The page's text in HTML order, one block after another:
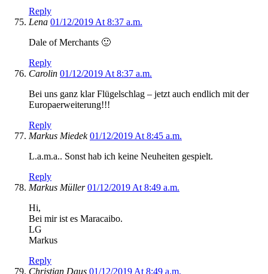
Reply
Lena 01/12/2019 At 8:37 a.m.
Dale of Merchants 🙂
Reply
Carolin 01/12/2019 At 8:37 a.m.
Bei uns ganz klar Flügelschlag – jetzt auch endlich mit der
Europaerweiterung!!!
Reply
Markus Miedek 01/12/2019 At 8:45 a.m.
L.a.m.a.. Sonst hab ich keine Neuheiten gespielt.
Reply
Markus Müller 01/12/2019 At 8:49 a.m.
Hi,
Bei mir ist es Maracaibo.
LG
Markus
Reply
Christian Daus 01/12/2019 At 8:49 a.m.